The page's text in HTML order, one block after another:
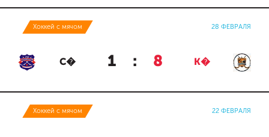
Хоккей с мячом 28 ФЕВРАЛЯ
С� 1 : 8 К�
Хоккей с мячом 22 ФЕВРАЛЯ